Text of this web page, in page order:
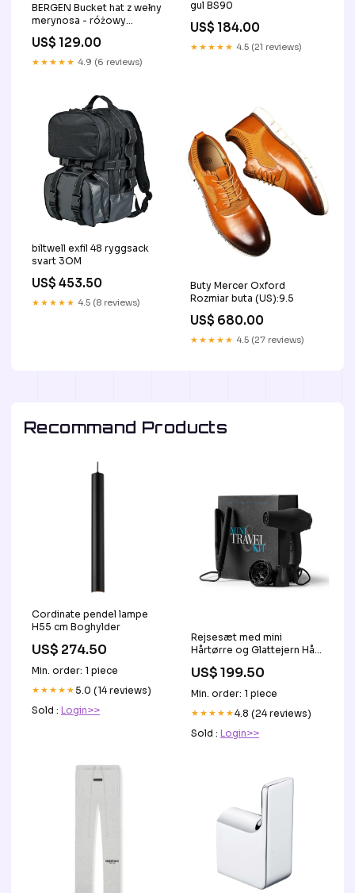
BERGEN Bucket hat z wełny
merynosa - różowy
Rozmiar:one size
US$ 129.00
★★★★★ 4.9 (6 reviews)
gul BS90
US$ 184.00
★★★★★ 4.5 (21 reviews)
biltwell exfil 48 ryggsack
svart 3OM
US$ 453.50
★★★★★ 4.5 (8 reviews)
Buty Mercer Oxford
Rozmiar buta (US):9.5
US$ 680.00
★★★★★ 4.5 (27 reviews)
Recommand Products
Cordinate pendel lampe
H55 cm Boghylder
US$ 274.50
Min. order: 1 piece
★★★★★5.0 (14 reviews)
Sold : Login>>
Rejsesæt med mini
Hårtørre og Glattejern Hår
US$ 199.50
Min. order: 1 piece
★★★★★4.8 (24 reviews)
Sold : Login>>